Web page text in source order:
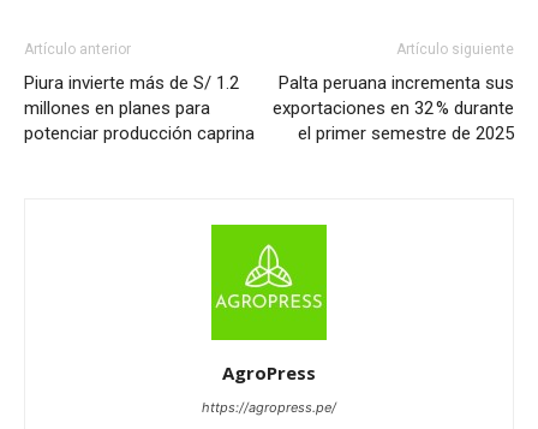
Artículo anterior
Piura invierte más de S/ 1.2
millones en planes para
potenciar producción caprina
Artículo siguiente
Palta peruana incrementa sus
exportaciones en 32 % durante
el primer semestre de 2025
AgroPress
https://agropress.pe/